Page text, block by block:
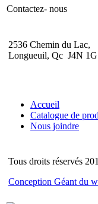
Contactez- nous
2536 Chemin du Lac,
Longueuil, Qc J4N
Accueil
Catalogue de
Nous joindre
Tous droits réservés
Conception Géant du